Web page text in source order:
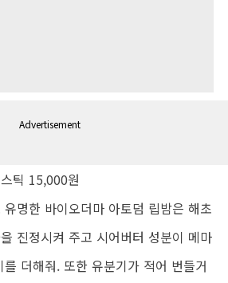
Advertisement
틱 15,000원
명한 바이오더마 아토덤 립밤은 해초
진정시켜 주고 시어버터 성분이 메마
더해줘. 또한 유분기가 적어 번들거